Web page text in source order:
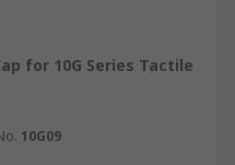
for 10G Series Tactile
10G09